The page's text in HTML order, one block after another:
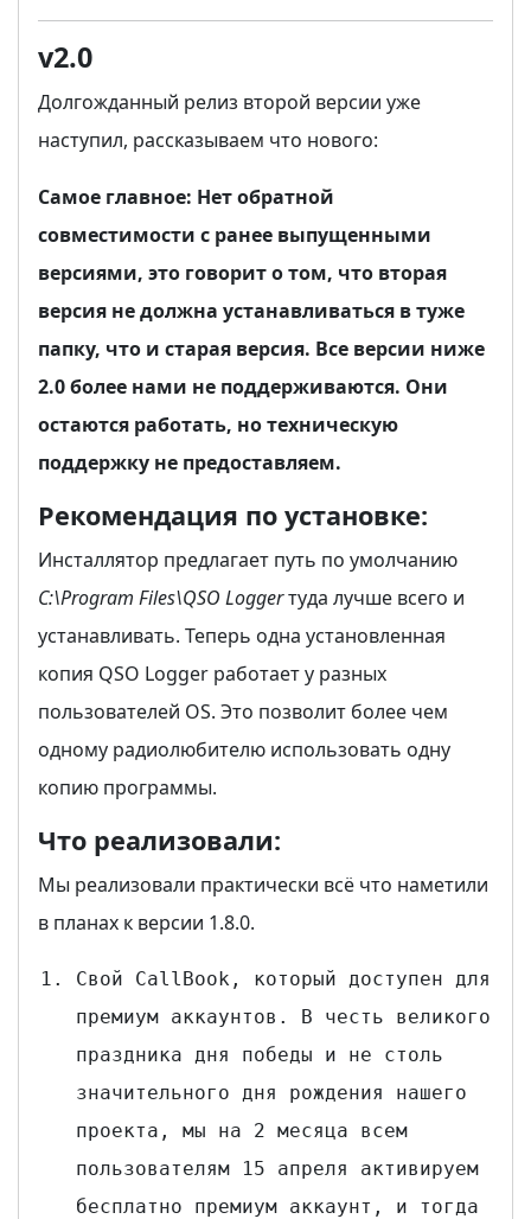
v2.0
Долгожданный релиз второй версии уже
наступил, рассказываем что нового:
Самое главное: Нет обратной
совместимости с ранее выпущенными
версиями, это говорит о том, что вторая
версия не должна устанавливаться в туже
папку, что и старая версия. Все версии ниже
2.0 более нами не поддерживаются. Они
остаются работать, но техническую
поддержку не предоставляем.
Рекомендация по установке:
Инсталлятор предлагает путь по умолчанию
C:\Program Files\QSO Loggerтуда лучше всего и
устанавливать. Теперь одна установленная
копия QSO Logger работает у разных
пользователей OS. Это позволит более чем
одному радиолюбителю использовать одну
копию программы.
Что реализовали:
Мы реализовали практически всё что наметили
в планах к версии 1.8.0.
Свой CallBook, который доступен для
премиум аккаунтов. В честь великого
праздника дня победы и не столь
значительного дня рождения нашего
проекта, мы на 2 месяца всем
пользователям 15 апреля активируем
бесплатно премиум аккаунт, и тогда